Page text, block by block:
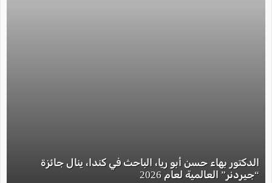
الدكتور بهاء حسن أبو ريا، الباحث في كندا، ينال جائزة
“جيردنر” العالمية لعام 2026